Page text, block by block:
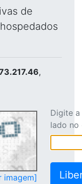
de
,
imagem]
Digite
lado no